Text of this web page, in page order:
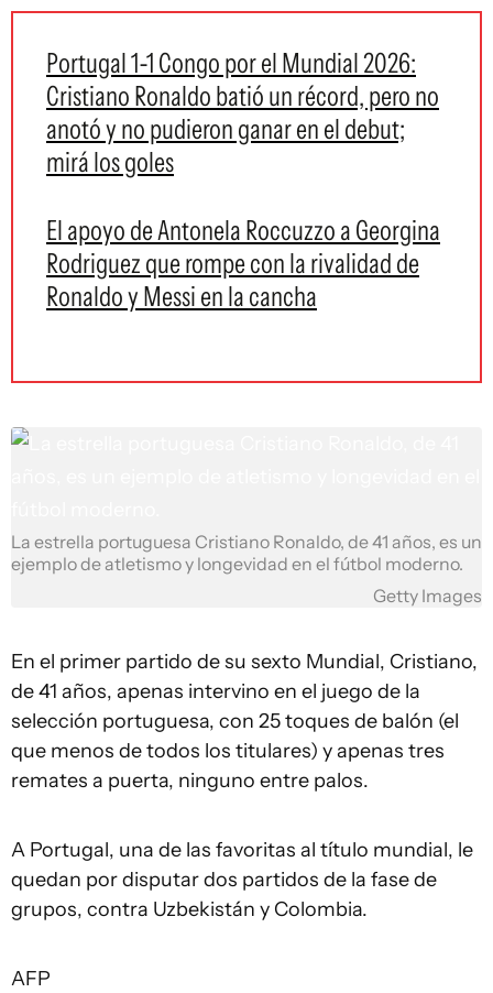
Portugal 1-1 Congo por el Mundial 2026:
Cristiano Ronaldo batió un récord, pero no
anotó y no pudieron ganar en el debut;
mirá los goles
El apoyo de Antonela Roccuzzo a Georgina
Rodriguez que rompe con la rivalidad de
Ronaldo y Messi en la cancha
La estrella portuguesa Cristiano Ronaldo, de 41 años, es un
ejemplo de atletismo y longevidad en el fútbol moderno.
Getty Images
En el primer partido de su sexto Mundial, Cristiano,
de 41 años, apenas intervino en el juego de la
selección portuguesa, con 25 toques de balón (el
que menos de todos los titulares) y apenas tres
remates a puerta, ninguno entre palos.
A Portugal, una de las favoritas al título mundial, le
quedan por disputar dos partidos de la fase de
grupos, contra Uzbekistán y Colombia.
AFP